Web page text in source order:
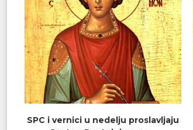
SPC i vernici u nedelju proslavljaju